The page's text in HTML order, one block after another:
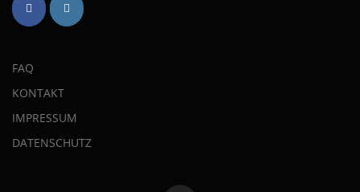
FAQ
KONTAKT
IMPRESSUM
DATENSCHUTZ